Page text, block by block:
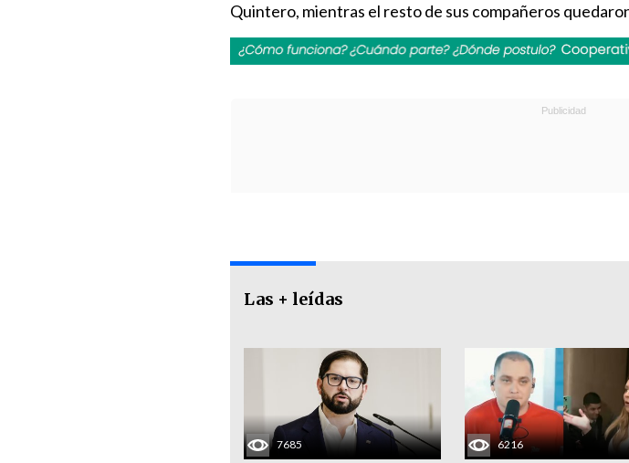
Quintero, mientras el resto de sus compañeros
Las + leídas
7685 6216